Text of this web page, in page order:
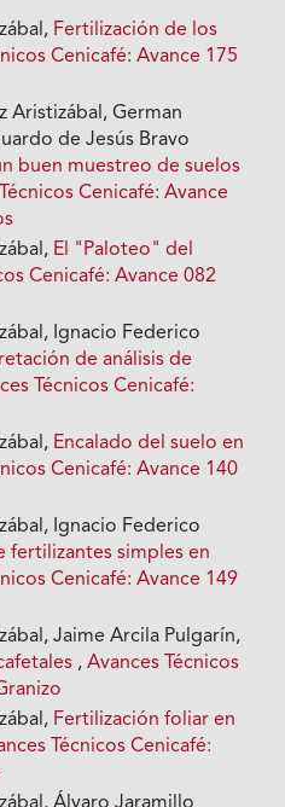
Fertilización de los
Cenicafé: Avance 175
Aristizábal, German
de Jesús Bravo
buen muestreo de suelos
Cenicafé: Avance
El "Paloteo" del
Cenicafé: Avance 082
Ignacio Federico
de análisis de
Técnicos Cenicafé:
Encalado del suelo en
Cenicafé: Avance 140
Ignacio Federico
fertilizantes simples en
Cenicafé: Avance 149
Jaime Arcila Pulgarín,
,Avances Técnicos
Fertilización foliar en
Técnicos Cenicafé: